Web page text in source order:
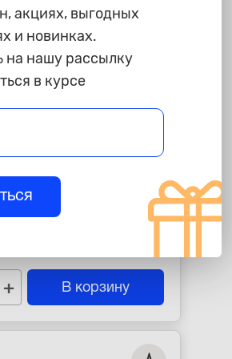
1015В, ремонтная
+ В корзину
акциях, выгодных
и новинках.
на нашу рассылку
в курсе